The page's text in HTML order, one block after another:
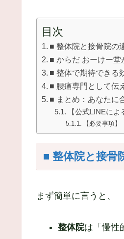
目次
■ 整体院と接骨院の
■ からだ おーけー
■ 整体で期待できる
■ 腰痛専門として伝
■ まとめ：あなたに
【公式LINEによ
【必要事項】
■ 整体院と接骨
まず簡単に言うと、
整体院は「慢性